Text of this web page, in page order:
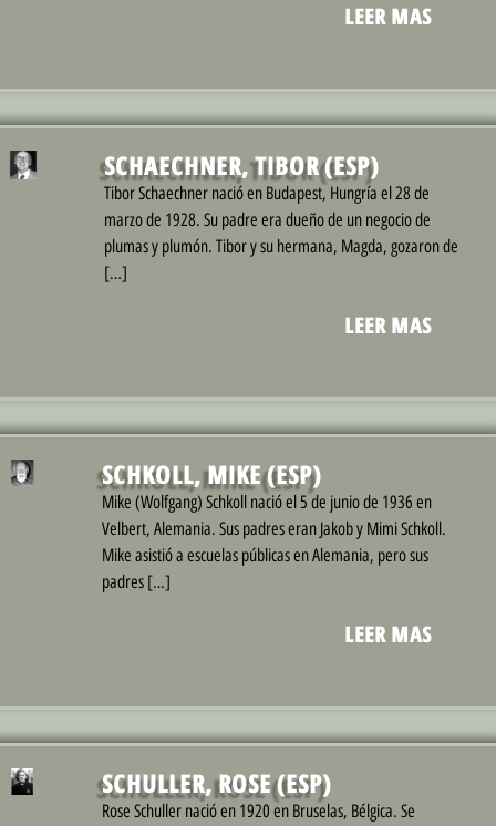
LEER MAS
SCHAECHNER, TIBOR (ESP)
Tibor Schaechner nació en Budapest, Hungría el 28 de
marzo de 1928. Su padre era dueño de un negocio de
plumas y plumón. Tibor y su hermana, Magda, gozaron de
[…]
LEER MAS
SCHKOLL, MIKE (ESP)
Mike (Wolfgang) Schkoll nació el 5 de junio de 1936 en
Velbert, Alemania. Sus padres eran Jakob y Mimi Schkoll.
Mike asistió a escuelas públicas en Alemania, pero sus
padres […]
LEER MAS
SCHULLER, ROSE (ESP)
Rose Schuller nació en 1920 en Bruselas, Bélgica. Se